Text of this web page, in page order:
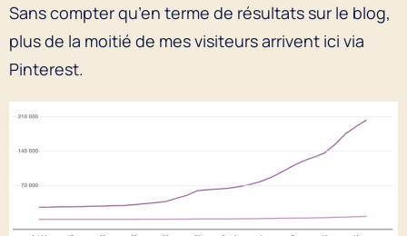
Sans compter qu’en terme de résultats sur le blog,
plus de la moitié de mes visiteurs arrivent ici via
Pinterest.